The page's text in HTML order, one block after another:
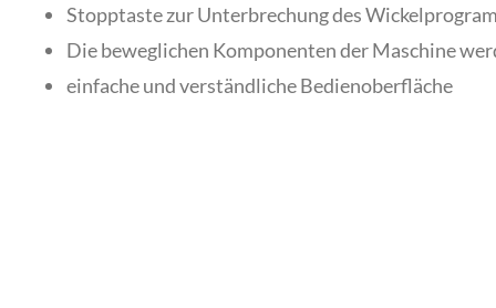
Stopptaste zur Unterbrechung des
Die beweglichen Komponenten der Maschine
einfache und verständliche Bedienoberfläche